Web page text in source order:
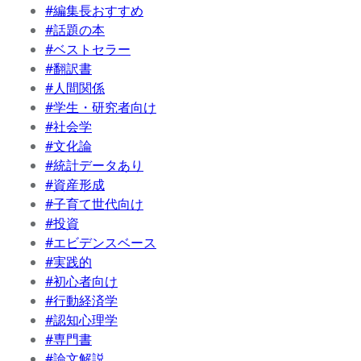
#編集長おすすめ
#話題の本
#ベストセラー
#翻訳書
#人間関係
#学生・研究者向け
#社会学
#文化論
#統計データあり
#資産形成
#子育て世代向け
#投資
#エビデンスベース
#実践的
#初心者向け
#行動経済学
#認知心理学
#専門書